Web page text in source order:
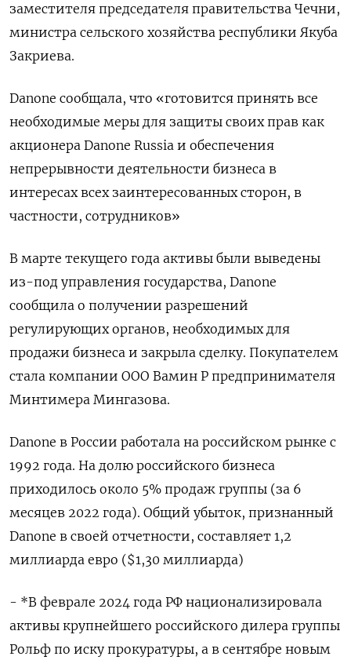
заместителя председателя правительства Чечни,
министра сельского хозяйства республики Якуба
Закриева.
Danone сообщала, что «готовится принять все
необходимые меры для защиты своих прав как
акционера Danone Russia и обеспечения
непрерывности деятельности бизнеса в
интересах всех заинтересованных сторон, в
частности, сотрудников»
В марте текущего года активы были выведены
из-под управления государства, Danone
сообщила о получении разрешений
регулирующих органов, необходимых для
продажи бизнеса и закрыла сделку. Покупателем
стала компании ООО Вамин Р предпринимателя
Минтимера Мингазова.
Danone в России работала на российском рынке с
1992 года. На долю российского бизнеса
приходилось около 5% продаж группы (за 6
месяцев 2022 года). Общий убыток, признанный
Danone в своей отчетности, составляет 1,2
миллиарда евро ($1,30 миллиарда)
- *В феврале 2024 года РФ национализировала
активы крупнейшего российского дилера группы
Рольф по иску прокуратуры, а в сентябре новым